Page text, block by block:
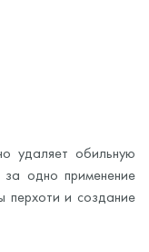
удаляет обильную
за одно применение
перхоти и создание